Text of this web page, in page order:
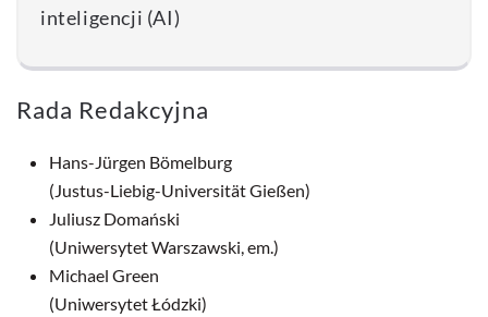
inteligencji (AI)
Rada Redakcyjna
Hans-Jürgen Bömelburg
(Justus-Liebig-Universität Gießen)
Juliusz Domański
(Uniwersytet Warszawski, em.)
Michael Green
(Uniwersytet Łódzki)